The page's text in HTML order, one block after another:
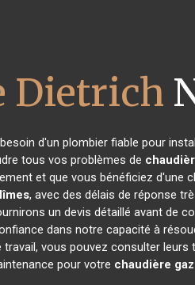
Dietrich
d'un plombier fiable pour
tous vos problèmes de
et que vous bénéficiez d'une
, avec des délais de réponse
un devis détaillé avant de
dans notre capacité à
vous pouvez consulter leurs
pour votre chaudière